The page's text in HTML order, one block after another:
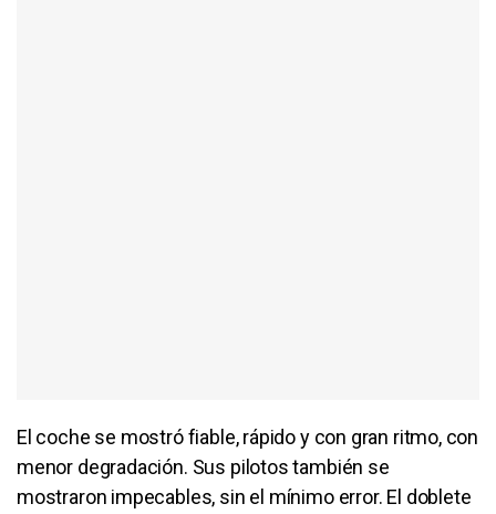
El coche se mostró fiable, rápido y con gran ritmo, con
menor degradación. Sus pilotos también se
mostraron impecables, sin el mínimo error. El doblete